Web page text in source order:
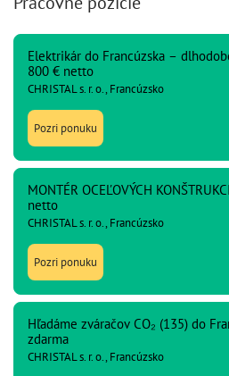
Elektrikár do Francúzska –
800 € netto
CHRISTAL s. r. o., Francúzsko
Pozri ponuku
MONTÉR OCEĽOVÝCH
netto
CHRISTAL s. r. o., Francúzsko
Pozri ponuku
Hľadáme zváračov CO₂ (135) do
zdarma
CHRISTAL s. r. o., Francúzsko